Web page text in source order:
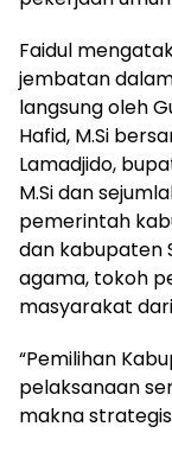
Faidul
jembatan
langsung oleh
Hafid, M.Si
Lamadjido,
M.Si dan
pemerintah
dan kabupaten
agama, tokoh
masyarakat
“Pemilihan
pelaksanaan
makna